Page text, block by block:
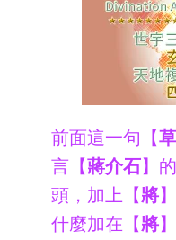
前面這一句【
言【蔣介石】
頭，加上【將
什麼加在【將